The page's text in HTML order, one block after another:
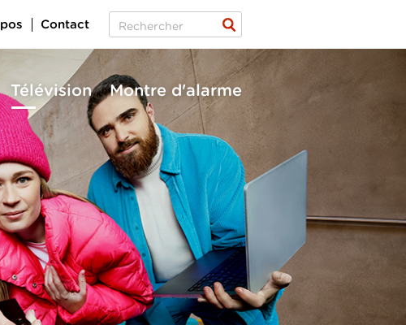
Télévision Montre d'alarme
Contact